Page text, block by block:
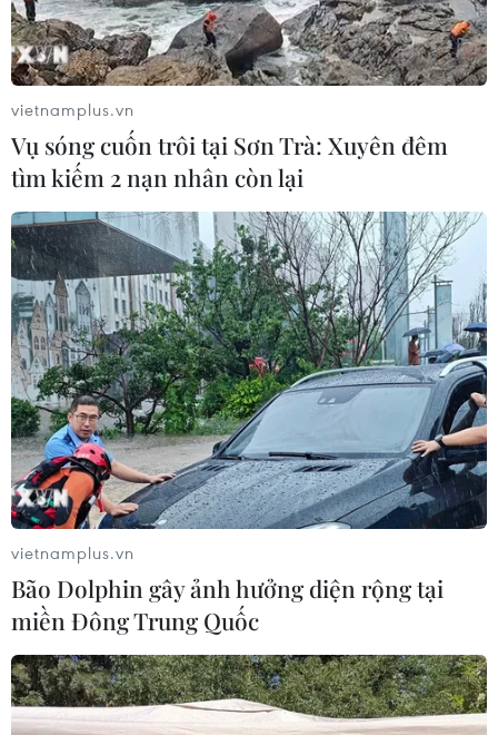
Thắng nhanh tuyển Việt Nam, Chonburi
vô địch giải VTV Cup 2016
15/10/2016 15:17
Câu lạc bộ Supreme Chonburi của Thái Lan đã xuất sắc
đánh bại đội tuyển nữ Việt Nam 3-0 đăng quang giải
bóng chuyền nữ VTV Cup 2016.
vietnamplus.vn
Vụ sóng cuốn trôi tại Sơn Trà: Xuyên đêm
tìm kiếm 2 nạn nhân còn lại
vietnamplus.vn
Bão Dolphin gây ảnh hưởng diện rộng tại
miền Đông Trung Quốc